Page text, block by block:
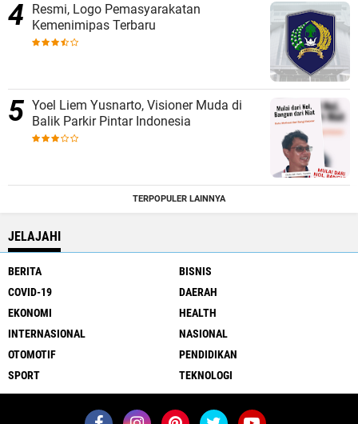
Resmi, Logo Pemasyarakatan
Kemenimipas Terbaru
Yoel Liem Yusnarto, Visioner Muda di
Balik Parkir Pintar Indonesia
TERPOPULER LAINNYA
JELAJAHI
BERITA
BISNIS
COVID-19
DAERAH
EKONOMI
HEALTH
INTERNASIONAL
NASIONAL
OTOMOTIF
PENDIDIKAN
SPORT
TEKNOLOGI